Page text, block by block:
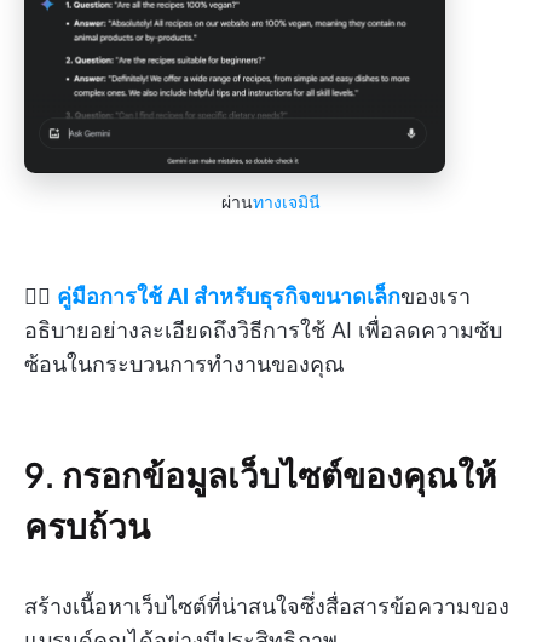
ผ่านทางเจมินี
👉🏽 คู่มือการใช้ AI สำหรับธุรกิจขนาดเล็กของเรา
อธิบายอย่างละเอียดถึงวิธีการใช้ AI เพื่อลดความซับ
ซ้อนในกระบวนการทำงานของคุณ
9. กรอกข้อมูลเว็บไซต์ของคุณให้
ครบถ้วน
สร้างเนื้อหาเว็บไซต์ที่น่าสนใจซึ่งสื่อสารข้อความของ